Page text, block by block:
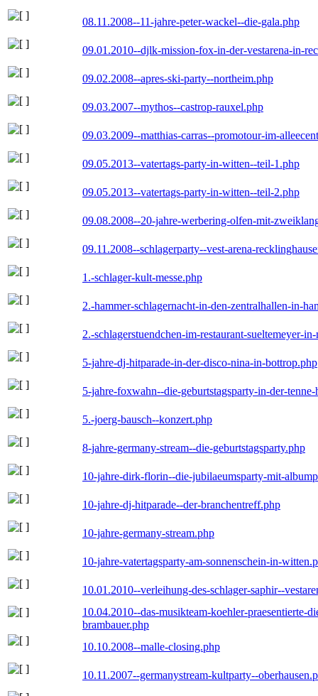
08.11.2008--11-jahre-peter-wackel--die-gala.php
09.01.2010--djlk-mission-fox-in-der-vestarena-in-
09.02.2008--apres-ski-party--northeim.php
09.03.2007--mythos--castrop-rauxel.php
09.03.2009--matthias-carras--promotour-im-
09.05.2013--vatertags-party-in-witten--teil-1.php
09.05.2013--vatertags-party-in-witten--teil-2.php
09.08.2008--20-jahre-werbering-olfen-mit-
09.11.2008--schlagerparty--vest-arena-
1.-schlager-kult-messe.php
2.-hammer-schlagernacht-in-den-zentralhallen-in-
2.-schlagerstuendchen-im-restaurant-sueltemeyer-
5-jahre-dj-hitparade-in-der-disco-nina-in-bottrop.php
5-jahre-foxwahn--die-geburtstagsparty-in-der-tenne-
5.-joerg-bausch--konzert.php
8-jahre-germany-stream--die-geburtstagsparty.php
10-jahre-dirk-florin--die-jubilaeumsparty-mit-
10-jahre-dj-hitparade--der-branchentreff.php
10-jahre-germany-stream.php
10-jahre-vatertagsparty-am-sonnenschein-in-
10.01.2010--verleihung-des-schlager-saphir--
10.04.2010--das-musikteam-koehler-praesentierte-
brambauer.php
10.10.2008--malle-closing.php
10.11.2007--germanystream-kultparty--